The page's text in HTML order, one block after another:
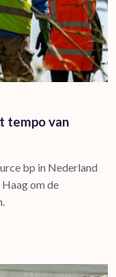
tempo van
bp in Nederland
om de